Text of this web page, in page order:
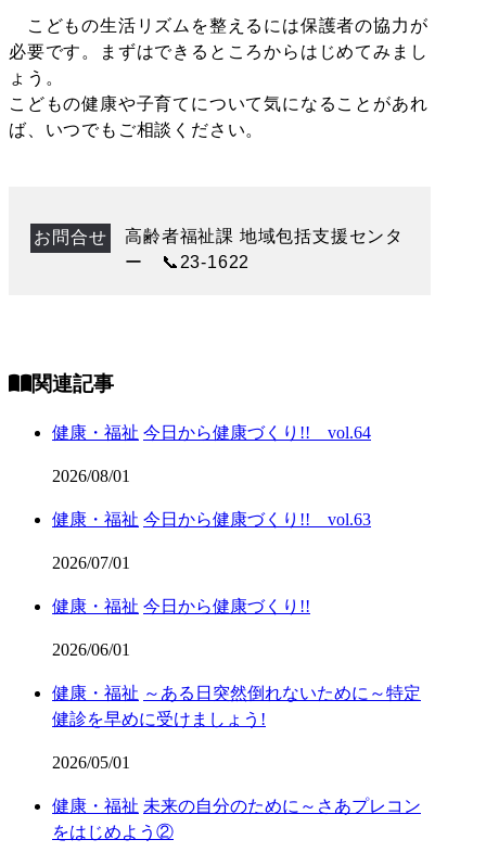
こどもの生活リズムを整えるには保護者の協力が
必要です。まずはできるところからはじめてみまし
ょう。
こどもの健康や子育てについて気になることがあれ
ば、いつでもご相談ください。
お問合せ
高齢者福祉課 地域包括支援センタ
ー 📞23-1622
関連記事
健康・福祉 今日から健康づくり!! vol.64
2026/08/01
健康・福祉 今日から健康づくり!! vol.63
2026/07/01
健康・福祉 今日から健康づくり!!
2026/06/01
健康・福祉 ～ある日突然倒れないために～特定
健診を早めに受けましょう!
2026/05/01
健康・福祉 未来の自分のために～さあプレコン
をはじめよう②